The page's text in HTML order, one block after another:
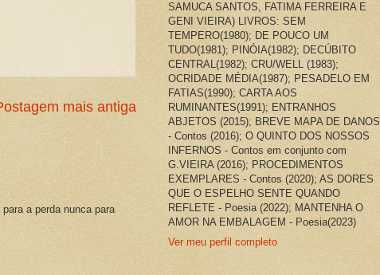
mais antiga
a perda nunca para
SAMUCA SANTOS, FATIMA FERREIRA E
GENI VIEIRA) LIVROS: SEM
TEMPERO(1980); DE POUCO UM
TUDO(1981); PINÓIA(1982); DECÚBITO
CENTRAL(1982); CRU/WELL (1983);
OCRIDADE MÉDIA(1987); PESADELO EM
FATIAS(1990); CARTA AOS
RUMINANTES(1991); ENTRANHOS
ABJETOS (2015); BREVE MAPA DE DANOS
- Contos (2016); O QUINTO DOS NOSSOS
INFERNOS - Contos em conjunto com
G.VIEIRA (2016); PROCEDIMENTOS
EXEMPLARES - Contos (2020); AS DORES
QUE O ESPELHO SENTE QUANDO
REFLETE - Poesia (2022); MANTENHA O
AMOR NA EMBALAGEM - Poesia(2023)
Ver meu perfil completo